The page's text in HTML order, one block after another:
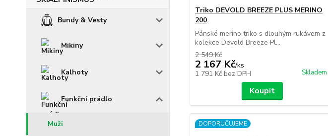
Bundy & Vesty
Mikiny
Kalhoty
Funkční prádlo
Muži
Triko DEVOLD BREEZE PLUS MERINO
200
Pánské merino triko s dlouhým rukávem z
kolekce Devold Breeze Pl...
2 549 Kč
2 167 Kč/ks
1 791 Kč bez DPH Skladem
Koupit
DOPORUČUJEME